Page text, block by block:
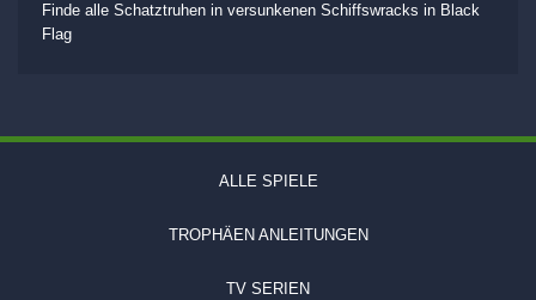
Finde alle Schatztruhen in versunkenen Schiffswracks in Black
Flag
ALLE SPIELE
TROPHÄEN ANLEITUNGEN
TV SERIEN